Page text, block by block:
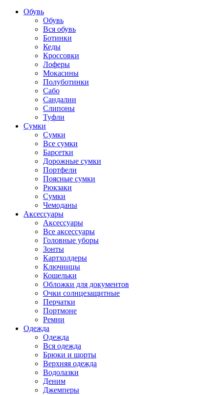
Обувь
Обувь
Вся обувь
Ботинки
Кеды
Кроссовки
Лоферы
Мокасины
Полуботинки
Сабо
Сандалии
Слипоны
Туфли
Сумки
Сумки
Все сумки
Барсетки
Дорожные сумки
Портфели
Поясные сумки
Рюкзаки
Сумки
Чемоданы
Аксессуары
Аксессуары
Все аксессуары
Головные уборы
Зонты
Картхолдеры
Ключницы
Кошельки
Обложки для документов
Очки солнцезащитные
Перчатки
Портмоне
Ремни
Одежда
Одежда
Вся одежда
Брюки и шорты
Верхняя одежда
Водолазки
Деним
Джемперы